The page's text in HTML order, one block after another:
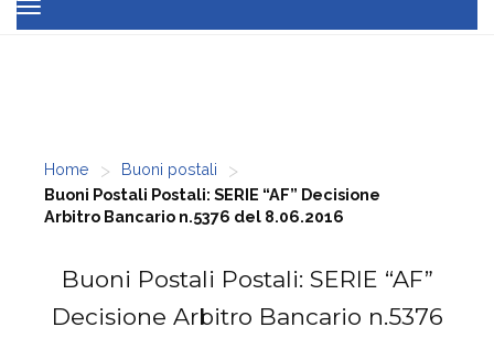
MENU
Home > Buoni postali >
Buoni Postali Postali: SERIE “AF” Decisione
Arbitro Bancario n.5376 del 8.06.2016
Buoni Postali Postali: SERIE “AF”
Decisione Arbitro Bancario n.5376